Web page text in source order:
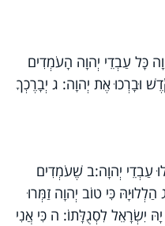
כָּל עַבְדֵי יְהוָה הָעֹמְדִים
וּבָרְכוּ אֶת יְהוָה: ג יְבָרֶכְךָ
עַבְדֵי יְהוָה:ב שֶׁעֹמְדִים
כִּי טוֹב יְהוָה זַמְּרוּ
יִשְׂרָאֵל לִסְגֻלָּתוֹ: ה כִּי אֲנִי